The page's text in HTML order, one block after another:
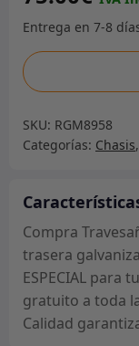
Travesaño
de
del
piso
la
trasera
galvanizado
-
Defender/Series
2
SKU: RGM8958
Categorías: Chasis,
Compra
trasera
ESPECIAL para
gratuito a toda
Calidad